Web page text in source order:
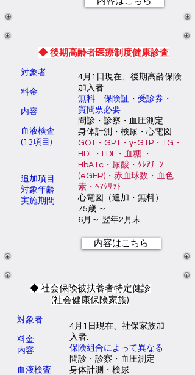
◆ 後期高齢者医療制度健康診査
対象者
料金
内容
​血液検査
(13項目)
追加項目
対象年齢
実施期間
4月1日現在、後期高齢保険
加入者.
​無料 保険証・受診券・
質問票必要
問診・診察・血圧測定
身体計測・ 検尿・心電図
GOT・GPT・γ-GTP・TG・
HDL・LDL・血糖 ・
HbA1c・尿酸・ｸﾚｱﾁﾆﾝ
(eGFR)・赤血球数・血色
素・ﾍﾏｸﾘｯﾄ
心電図（追加・無料）
75歳 ～
6月～ 翌年2月末
内容はこちら
◆ 社会保険被扶養者特定健診
(社会健康保険家族)
対象者
料金
内容
​血液検査
4月1日現在、社保家族加
入者.
保険組合によって異なる
問診・診察・血圧測定
身体計測・検尿